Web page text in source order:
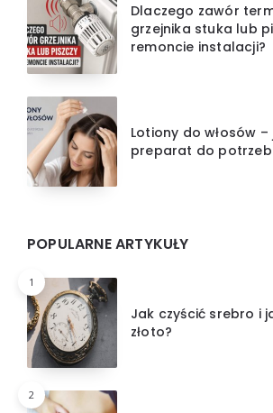
Dlaczego zawór
grzejnika stuka lub
remoncie instalacji?
Lotiony do włosów
preparat do potrzeb
POPULARNE ARTYKUŁY
1
Jak czyścić srebro i
złoto?
2